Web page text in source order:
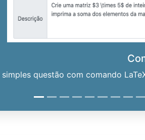
simples questão com comando